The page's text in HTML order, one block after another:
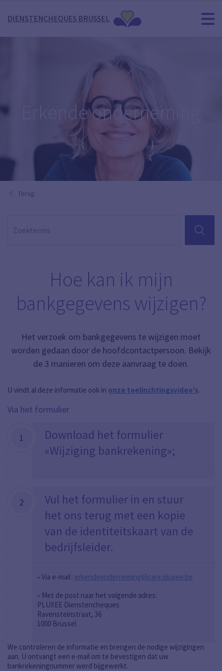
DIENSTENCHEQUES BRUSSEL
Erkende onderneming
Terug
ZOEKEN
Hoe kan ik mijn
bankgegevens wijzigen?
Het verzoek om bankgegevens te wijzigen moet
worden gedaan door de hoofdcontactpersoon. Bekijk
de 3 manieren om deze aanvraag te doen.
U vindt al deze informatie ook in onze toelinchtingsvideo's.
Via het formulier
1
Download het formulier
«Wijziging bankrekening»;
2
Vul het formulier in en stuur
het ons terug met een kopie
van de identiteitskaart van de
bedrijfsleider.
- Via e-mail : erkendeonderneming@care.pluxee.be
- Met de post naar het volgende adres:
PLUXEE Dienstencheques
Ravensteinstraat, 36
1000 Brussel
We controleren de informatie en brengen de nodige wijzigingen
aan. U ontvangt een e-mail om te bevestigen dat uw
bankrekeningnummer werd bijgewerkt.